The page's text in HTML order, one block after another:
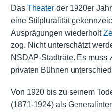
Das Theaterder 1920er
eine Stilpluralität
Ausprägungen wiederholt
zog. Nicht unterschätzt
NSDAP-Stadträte. Es muss
privaten Bühnen
Von 1920 bis zu seinem
(1871-1924) als